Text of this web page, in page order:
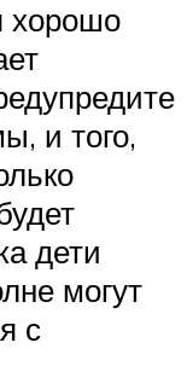
хорошо
и того,
дети
могут
с